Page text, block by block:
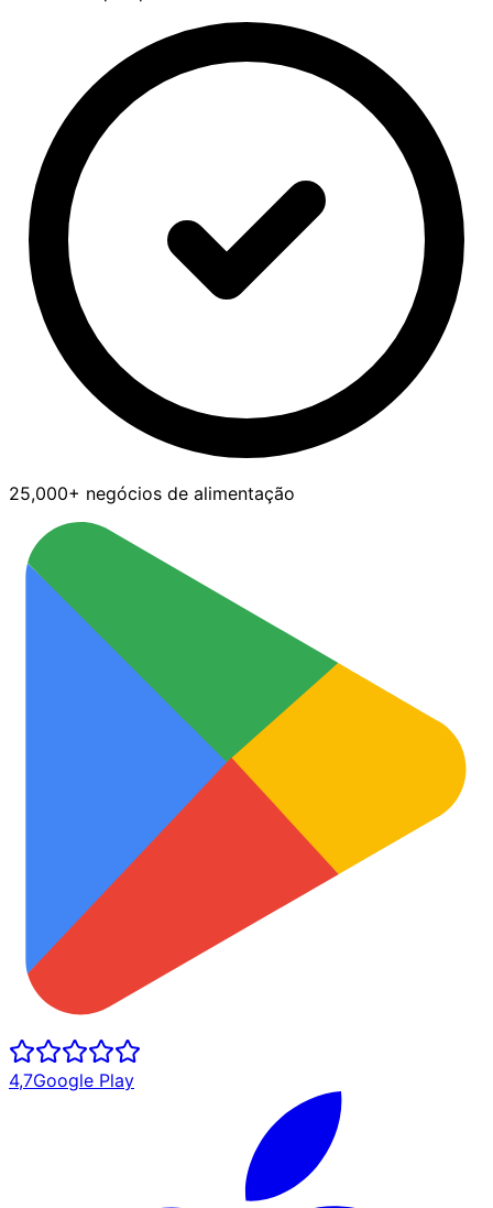
25,000+ negócios de alimentação
4,7Google Play